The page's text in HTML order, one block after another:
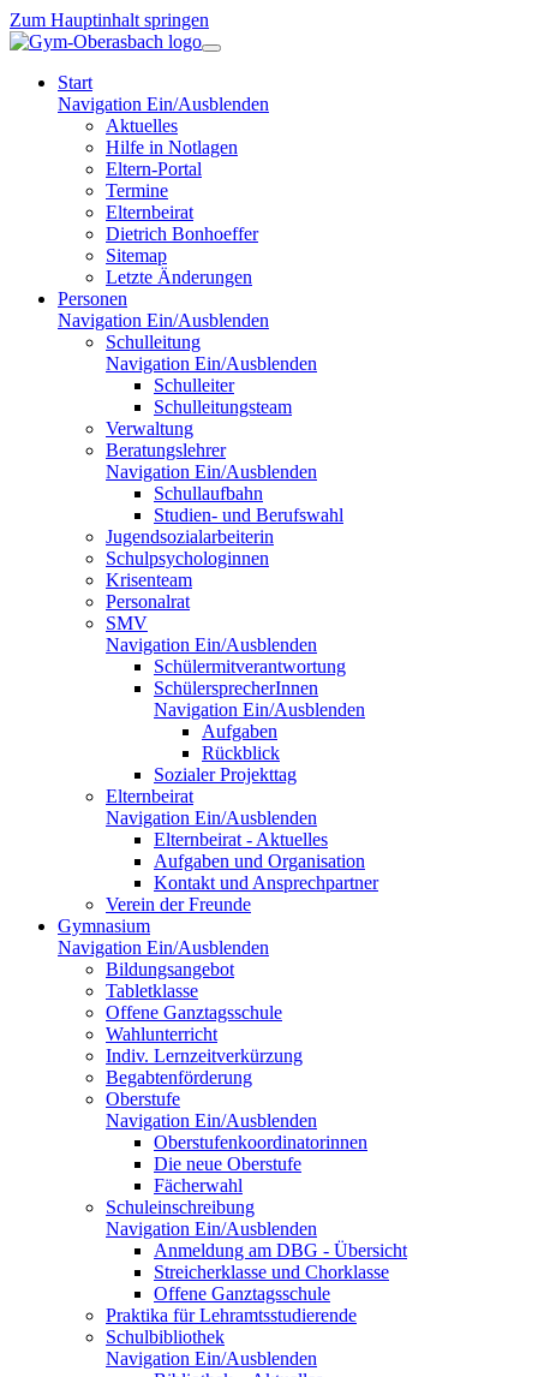
Zum Hauptinhalt springen
Start
Navigation Ein/Ausblenden
Aktuelles
Hilfe in Notlagen
Eltern-Portal
Termine
Elternbeirat
Dietrich Bonhoeffer
Sitemap
Letzte Änderungen
Personen
Navigation Ein/Ausblenden
Schulleitung
Navigation Ein/Ausblenden
Schulleiter
Schulleitungsteam
Verwaltung
Beratungslehrer
Navigation Ein/Ausblenden
Schullaufbahn
Studien- und Berufswahl
Jugendsozialarbeiterin
Schulpsychologinnen
Krisenteam
Personalrat
SMV
Navigation Ein/Ausblenden
Schülermitverantwortung
SchülersprecherInnen
Navigation Ein/Ausblenden
Aufgaben
Rückblick
Sozialer Projekttag
Elternbeirat
Navigation Ein/Ausblenden
Elternbeirat - Aktuelles
Aufgaben und Organisation
Kontakt und Ansprechpartner
Verein der Freunde
Gymnasium
Navigation Ein/Ausblenden
Bildungsangebot
Tabletklasse
Offene Ganztagsschule
Wahlunterricht
Indiv. Lernzeitverkürzung
Begabtenförderung
Oberstufe
Navigation Ein/Ausblenden
Oberstufenkoordinatorinnen
Die neue Oberstufe
Fächerwahl
Schuleinschreibung
Navigation Ein/Ausblenden
Anmeldung am DBG - Übersicht
Streicherklasse und Chorklasse
Offene Ganztagsschule
Praktika für Lehramtsstudierende
Schulbibliothek
Navigation Ein/Ausblenden